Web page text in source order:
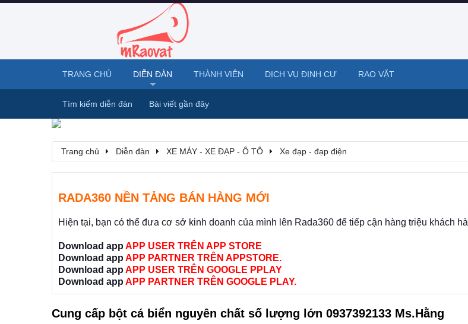
Trang chủ Diễn đàn XE MÁY - XE ĐẠP - Ô TÔ Xe đạp - đạp điện
RADA360 NỀN TẢNG BÁN HÀNG MỚI
Hiện tại, bạn có thể đưa cơ sở kinh doanh của mình lên Rada360 để tiếp cận hàng triệu khách
Download app APP USER TRÊN APP STORE
Download app APP PARTNER TRÊN APPSTORE.
Download app APP USER TRÊN GOOGLE PPLAY
Download app APP PARTNER TRÊN GOOGLE PLAY.
Cung cấp bột cá biển nguyên chất số lượng lớn 0937392133 Ms.Hằng
TRANG CHỦ DIỄN ĐÀN
Tìm kiếm diễn đàn Bài viết gần đây
THÀNH VIÊN DỊCH VỤ ĐỊNH CƯ RAO VẶT